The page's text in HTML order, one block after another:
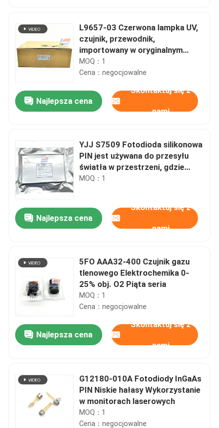
L9657-03 Czerwona lampka UV,
czujnik, przewodnik,
importowany w oryginalnym
opakowaniu
MOQ：1
Cena：negocjowalne
Najlepsza cena
Skontaktuj się z
nami
YJJ S7509 Fotodioda silikonowa
PIN jest używana do przesyłu
światła w przestrzeni, gdzie
wymagane jest szerokie pole
MOQ：1
Najlepsza cena
Skontaktuj się z
nami
5FO AAA32-400 Czujnik gazu
tlenowego Elektrochemika 0-
25% obj. O2 Piąta seria
MOQ：1
Cena：negocjowalne
Najlepsza cena
Skontaktuj się z
nami
G12180-010A Fotodiody InGaAs
PIN Niskie hałasy Wykorzystanie
w monitorach laserowych
MOQ：1
Cena：negocjowalne